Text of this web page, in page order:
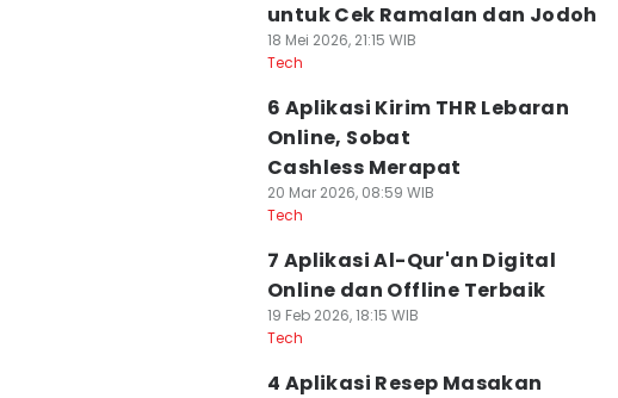
untuk Cek Ramalan dan Jodoh
18 Mei 2026, 21:15 WIB
Tech
6 Aplikasi Kirim THR Lebaran
Online, Sobat
Cashless Merapat
20 Mar 2026, 08:59 WIB
Tech
7 Aplikasi Al-Qur'an Digital
Online dan Offline Terbaik
19 Feb 2026, 18:15 WIB
Tech
4 Aplikasi Resep Masakan